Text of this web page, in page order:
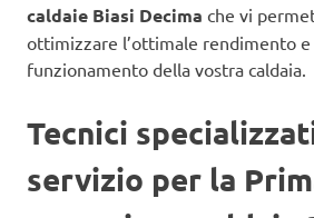
caldaie Biasi Decima che vi
ottimizzare l’ottimale rendimento
funzionamento della vostra caldaia.
Tecnici
servizio per la